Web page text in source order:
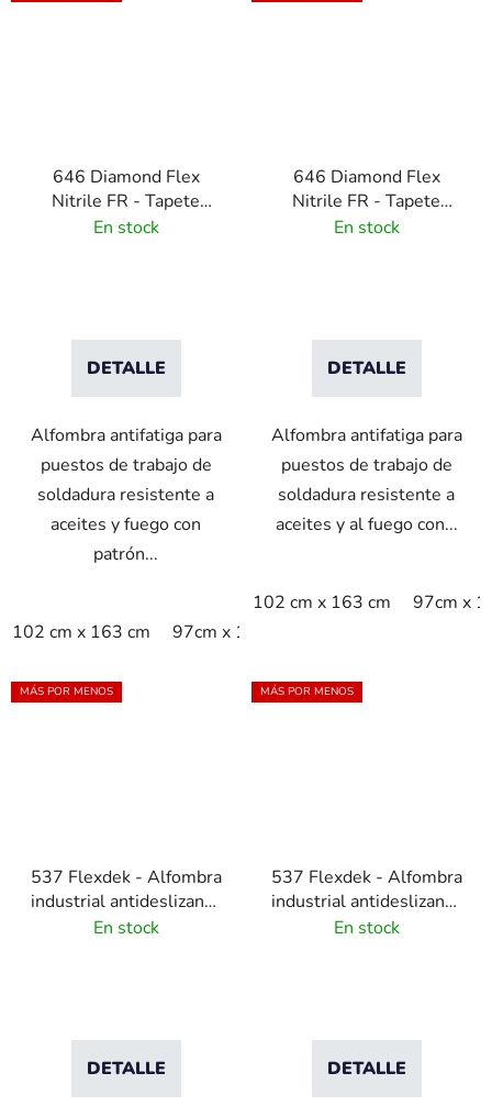
646 Diamond Flex
Nitrile FR - Tapete
antifatiga para
En stock
DETALLE
Alfombra antifatiga para
puestos de trabajo de
soldadura resistente a
aceites y fuego con
patrón...
102 cm x 163 cm 97cm x 163cm
646 Diamond Flex
Nitrile FR - Tapete
antifatiga para
En stock
DETALLE
Alfombra antifatiga para
puestos de trabajo de
soldadura resistente a
aceites y al fuego con...
102 cm x 163 cm 97cm x
MÁS POR MENOS
537 Flexdek - Alfombra
industrial antideslizante
para carga alta -
En stock
DETALLE
MÁS POR MENOS
537 Flexdek - Alfombra
industrial antideslizante
para carga alta - negra
En stock
DETALLE